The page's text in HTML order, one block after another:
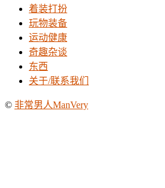
着装打扮
玩物装备
运动健康
奇趣杂谈
东西
关于/联系我们
© 非常男人ManVery